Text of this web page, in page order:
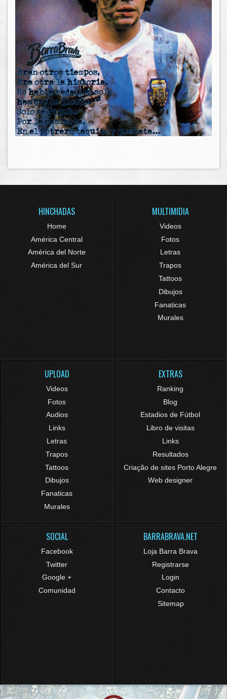
HINCHADAS
Home
América Central
América del Norte
América del Sur
MULTIMIDIA
Videos
Fotos
Letras
Trapos
Tattoos
Dibujos
Fanaticas
Murales
UPLOAD
Videos
Fotos
Audios
Links
Letras
Trapos
Tattoos
Dibujos
Fanaticas
Murales
EXTRAS
Ranking
Blog
Estadios de Fútbol
Libro de visitas
Links
Resultados
Criação de sites Porto Alegre
Web designer
SOCIAL
Facebook
Twitter
Google +
Comunidad
BARRABRAVA.NET
Loja Barra Brava
Registrarse
Login
Contacto
Sitemap